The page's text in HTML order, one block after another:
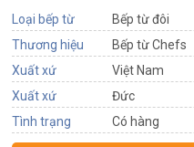
Loại bếp từ
Bếp từ đôi
Thương hiệu
Bếp từ Chefs
Xuất xứ
Việt Nam
Xuất xứ
Đức
Tình trạng
Có hàng